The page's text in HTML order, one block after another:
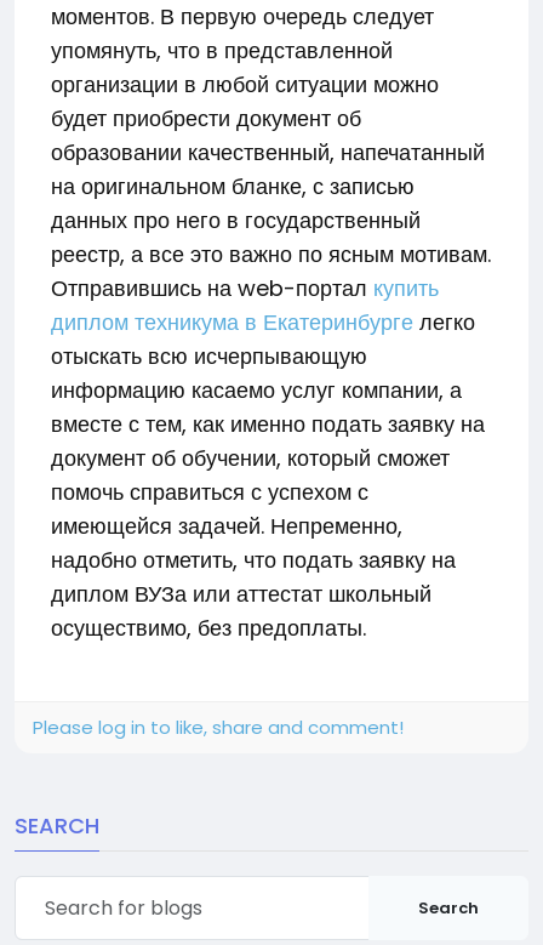
моментов. В первую очередь следует
упомянуть, что в представленной
организации в любой ситуации можно
будет приобрести документ об
образовании качественный, напечатанный
на оригинальном бланке, с записью
данных про него в государственный
реестр, а все это важно по ясным мотивам.
Отправившись на web-портал купить
диплом техникума в Екатеринбурге легко
отыскать всю исчерпывающую
информацию касаемо услуг компании, а
вместе с тем, как именно подать заявку на
документ об обучении, который сможет
помочь справиться с успехом с
имеющейся задачей. Непременно,
надобно отметить, что подать заявку на
диплом ВУЗа или аттестат школьный
осуществимо, без предоплаты.
Please log in to like, share and comment!
SEARCH
Search